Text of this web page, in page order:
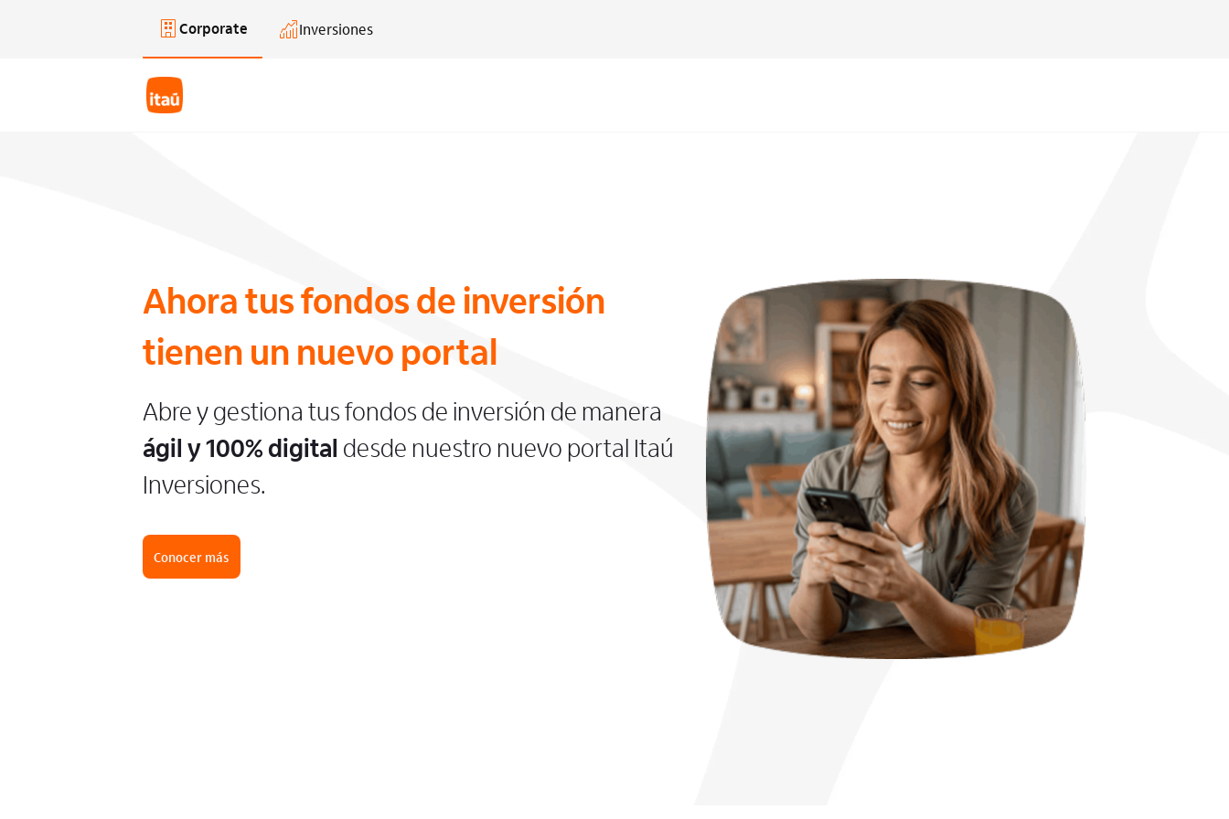
Saltar al contenido principalCorporate Inversiones
Ahora tus fondos de inversión
tienen un nuevo portal
Abre y gestiona tus fondos de inversión de manera
ágil y 100% digital desde nuestro nuevo portal Itaú
Inversiones.
Conocer más